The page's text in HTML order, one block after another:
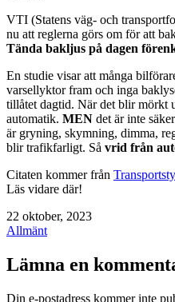
VTI (Statens väg- och
nu att reglerna görs om för att
Tända bakljus på dagen
En studie visar att många
varsellyktor fram och inga
tillåtet dagtid. När det blir mörkt
automatik. MEN det är inte
är gryning, skymning, dimma,
blir trafikfarligt. Så vrid från
Citaten kommer från
Läs vidare där!
Publicerat
den
22 oktober, 2023
Kategoriserat
Allmänt
Lämna en
Din e-postadress kommer inte